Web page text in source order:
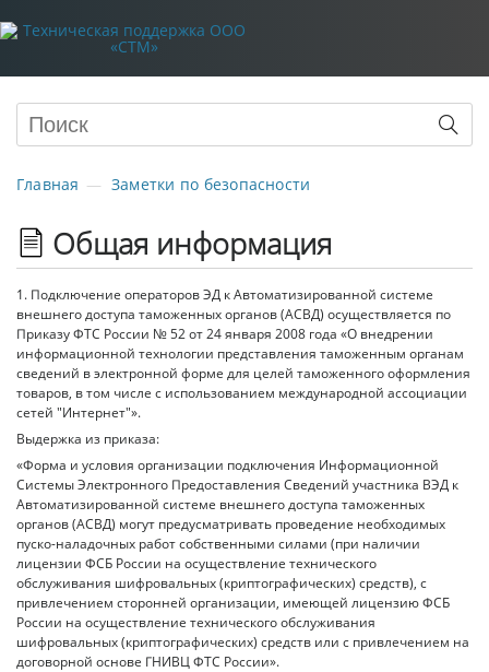
Главная Заметки по безопасности
Общая информация
1. Подключение операторов ЭД к Автоматизированной системе
внешнего доступа таможенных органов (АСВД) осуществляется по
Приказу ФТС России № 52 от 24 января 2008 года «О внедрении
информационной технологии представления таможенным органам
сведений в электронной форме для целей таможенного оформления
товаров, в том числе с использованием международной ассоциации
сетей "Интернет"».
Выдержка из приказа:
«Форма и условия организации подключения Информационной
Системы Электронного Предоставления Сведений участника ВЭД к
Автоматизированной системе внешнего доступа таможенных
органов (АСВД) могут предусматривать проведение необходимых
пуско-наладочных работ собственными силами (при наличии
лицензии ФСБ России на осуществление технического
обслуживания шифровальных (криптографических) средств), с
привлечением сторонней организации, имеющей лицензию ФСБ
России на осуществление технического обслуживания
шифровальных (криптографических) средств или с привлечением на
договорной основе ГНИВЦ ФТС России».